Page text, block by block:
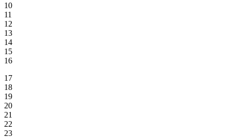
10
11
12
13
14
15
16
17
18
19
20
21
22
23